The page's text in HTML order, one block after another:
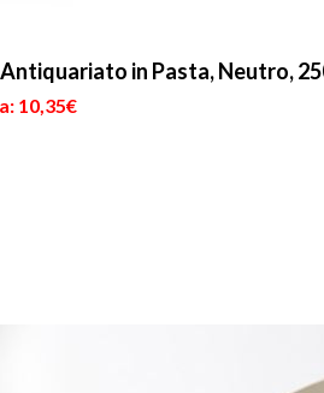
in Pasta, Neutro,
10,35€